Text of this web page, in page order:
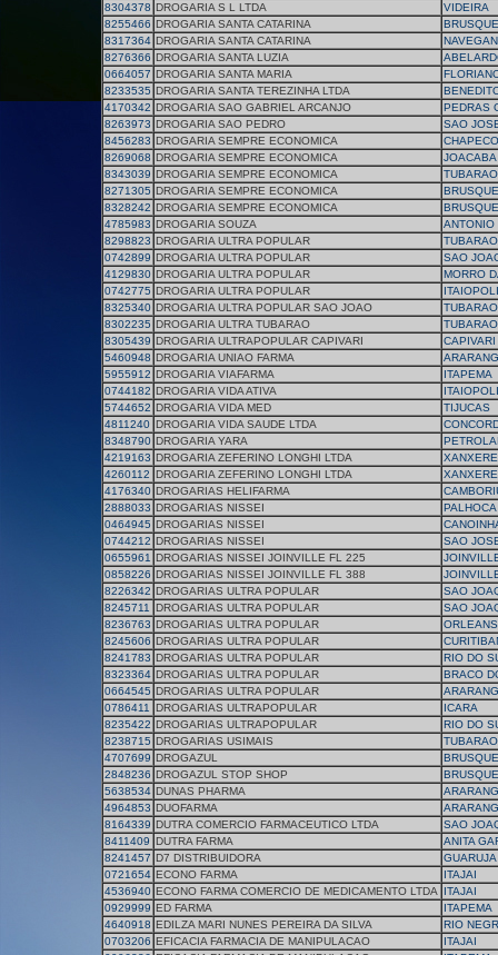
8304378 DROGARIA S L LTDA
VIDEIRA
8255466 DROGARIA SANTA CATARINA
BRUSQUE
8317364 DROGARIA SANTA CATARINA
8276366 DROGARIA SANTA LUZIA
0664057 DROGARIA SANTA MARIA
8233535 DROGARIA SANTA TEREZINHA LTDA
4170342 DROGARIA SAO GABRIEL ARCANJO
PEDRAS
8263973 DROGARIA SAO PEDRO
SAO
8456283 DROGARIA SEMPRE ECONOMICA
CHAPECO
8269068 DROGARIA SEMPRE ECONOMICA
JOACABA
8343039 DROGARIA SEMPRE ECONOMICA
TUBARAO
8271305 DROGARIA SEMPRE ECONOMICA
BRUSQUE
8328242 DROGARIA SEMPRE ECONOMICA
BRUSQUE
4785983 DROGARIA SOUZA
ANTONIO
8298823 DROGARIA ULTRA POPULAR
TUBARAO
0742899 DROGARIA ULTRA POPULAR
SAO
4129830 DROGARIA ULTRA POPULAR
MORRO
0742775 DROGARIA ULTRA POPULAR
8325340 DROGARIA ULTRA POPULAR SAO JOAO
TUBARAO
8302235 DROGARIA ULTRA TUBARAO
TUBARAO
8305439 DROGARIA ULTRAPOPULAR CAPIVARI
5460948 DROGARIA UNIAO FARMA
5955912 DROGARIA VIAFARMA
ITAPEMA
0744182 DROGARIA VIDA ATIVA
5744652 DROGARIA VIDA MED
TIJUCAS
4811240 DROGARIA VIDA SAUDE LTDA
8348790 DROGARIA YARA
4219163 DROGARIA ZEFERINO LONGHI LTDA
XANXERE
4260112 DROGARIA ZEFERINO LONGHI LTDA
XANXERE
4176340 DROGARIAS HELIFARMA
2888033 DROGARIAS NISSEI
PALHOCA
0464945 DROGARIAS NISSEI
0744212 DROGARIAS NISSEI
SAO
0655961 DROGARIAS NISSEI JOINVILLE FL 225
0858226 DROGARIAS NISSEI JOINVILLE FL 388
8226342 DROGARIAS ULTRA POPULAR
SAO
8245711
DROGARIAS ULTRA POPULAR
SAO
8236763 DROGARIAS ULTRA POPULAR
ORLEANS
8245606 DROGARIAS ULTRA POPULAR
8241783 DROGARIAS ULTRA POPULAR
RIO DO
8323364 DROGARIAS ULTRA POPULAR
BRACO
0664545 DROGARIAS ULTRA POPULAR
0786411
DROGARIAS ULTRAPOPULAR
ICARA
8235422 DROGARIAS ULTRAPOPULAR
RIO DO
8238715 DROGARIAS USIMAIS
TUBARAO
4707699 DROGAZUL
BRUSQUE
2848236 DROGAZUL STOP SHOP
BRUSQUE
5638534 DUNAS PHARMA
4964853 DUOFARMA
8164339 DUTRA COMERCIO FARMACEUTICO LTDA
SAO
8411409 DUTRA FARMA
ANITA
8241457 D7 DISTRIBUIDORA
0721654 ECONO FARMA
ITAJAI
4536940 ECONO FARMA COMERCIO DE MEDICAMENTO LTDA
ITAJAI
0929999 ED FARMA
ITAPEMA
4640918 EDILZA MARI NUNES PEREIRA DA SILVA
RIO
0703206 EFICACIA FARMACIA DE MANIPULACAO
ITAJAI